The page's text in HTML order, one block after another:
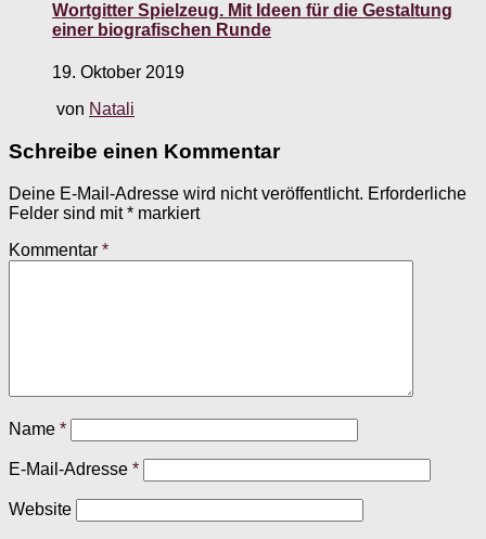
Wortgitter Spielzeug. Mit Ideen für die Gestaltung
einer biografischen Runde
19. Oktober 2019
von Natali
Schreibe einen Kommentar
Deine E-Mail-Adresse wird nicht veröffentlicht. Erforderliche
Felder sind mit* markiert
Kommentar *
Name *
E-Mail-Adresse *
Website